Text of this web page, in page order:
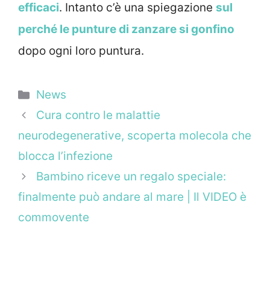
efficaci. Intanto c’è una spiegazione sul
perché le punture di zanzare si gonfino
dopo ogni loro puntura.
Categorie
News
Cura contro le malattie
neurodegenerative, scoperta molecola che
blocca l’infezione
Bambino riceve un regalo speciale:
finalmente può andare al mare | Il VIDEO è
commovente